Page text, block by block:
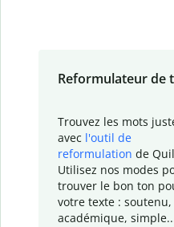
Reformulateur de
Trouvez les mots
avec l'outil de
reformulation de
Utilisez nos modes
trouver le bon ton
votre texte : soutenu,
académique,